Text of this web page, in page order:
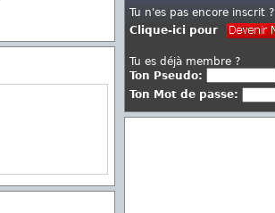
Tu n'es pas encore inscrit ?
Clique-ici pour
Tu es déjà membre ?
Ton Pseudo:
Ton Mot de passe: